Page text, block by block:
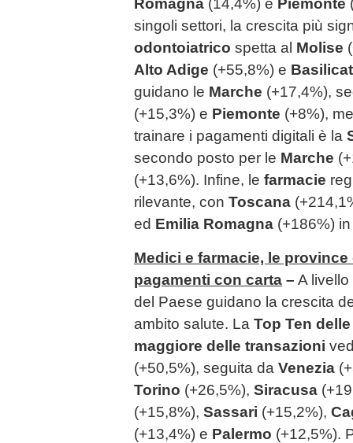
Romagna (14,4%) e Piemonte
singoli settori, la crescita più
odontoiatrico spetta al Molise
Alto Adige (+55,8%) e
guidano le Marche (+17,4%),
(+15,3%) e Piemonte (+8%),
trainare i pagamenti digitali è la
secondo posto per le Marche
(+13,6%). Infine, le farmacie
rilevante, con Toscana
ed Emilia Romagna (+186%)
Medici e farmacie, le
pagamenti con carta – A
del Paese guidano la crescita
ambito salute. La Top Ten
maggiore delle transazioni
(+50,5%), seguita da Venezia
Torino (+26,5%), Siracusa
(+15,8%), Sassari (+15,2%),
(+13,4%) e Palermo (+12,5%).